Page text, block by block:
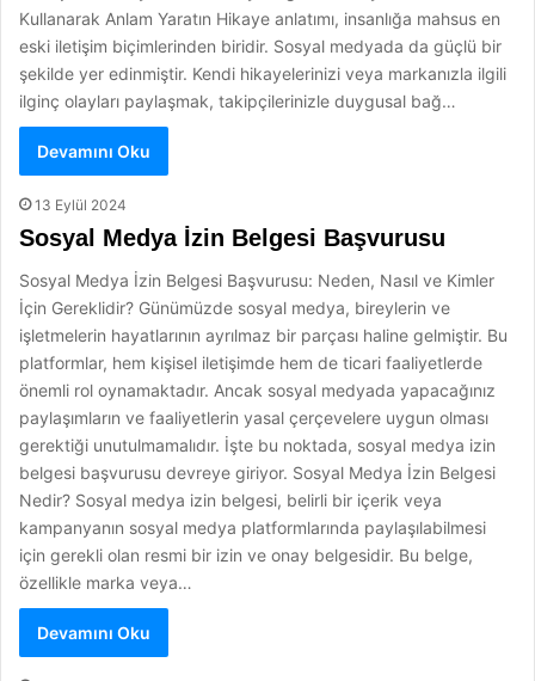
Kullanarak Anlam Yaratın Hikaye anlatımı, insanlığa mahsus en
eski iletişim biçimlerinden biridir. Sosyal medyada da güçlü bir
şekilde yer edinmiştir. Kendi hikayelerinizi veya markanızla ilgili
ilginç olayları paylaşmak, takipçilerinizle duygusal bağ…
Devamını Oku
13 Eylül 2024
Sosyal Medya İzin Belgesi Başvurusu
Sosyal Medya İzin Belgesi Başvurusu: Neden, Nasıl ve Kimler
İçin Gereklidir? Günümüzde sosyal medya, bireylerin ve
işletmelerin hayatlarının ayrılmaz bir parçası haline gelmiştir. Bu
platformlar, hem kişisel iletişimde hem de ticari faaliyetlerde
önemli rol oynamaktadır. Ancak sosyal medyada yapacağınız
paylaşımların ve faaliyetlerin yasal çerçevelere uygun olması
gerektiği unutulmamalıdır. İşte bu noktada, sosyal medya izin
belgesi başvurusu devreye giriyor. Sosyal Medya İzin Belgesi
Nedir? Sosyal medya izin belgesi, belirli bir içerik veya
kampanyanın sosyal medya platformlarında paylaşılabilmesi
için gerekli olan resmi bir izin ve onay belgesidir. Bu belge,
özellikle marka veya…
Devamını Oku